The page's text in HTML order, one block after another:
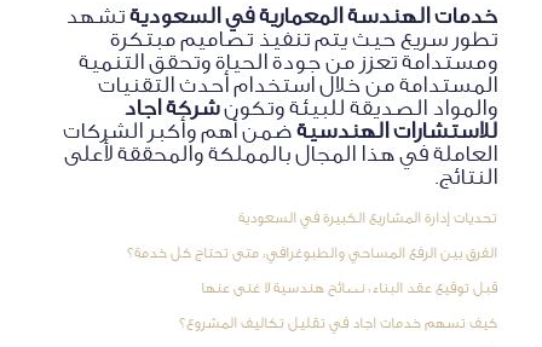
خدمات الهندسة المعمارية في السعوديةتشهد
تطور سريع حيث يتم تنفيذ تصاميم مبتكرة
ومستدامة تعزز من جودة الحياة وتحقق التنمية
المستدامة من خلال استخدام أحدث التقنيات
والمواد الصديقة للبيئة وتكونشركة اجاد
للاستشارات الهندسيةضمنأهم وأكبر الشركات
العاملة في هذا المجال بالمملكة والمحققة لأعلى
النتائج.
تحديات إدارة المشاريع الكبيرة في السعودية
الفرق بين الرفع المساحي والطبوغرافي: متى تحتاج كل خدمة؟
قبل توقيع عقد البناء: نصائح هندسية لا غنى عنها
كيف تسهم خدمات اجاد في تقليل تكاليف المشروع؟